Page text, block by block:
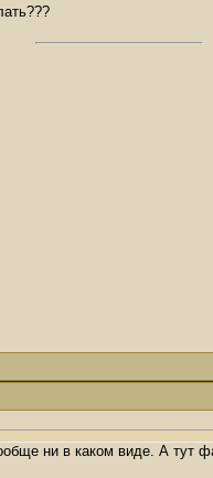
ни в каком виде. А тут